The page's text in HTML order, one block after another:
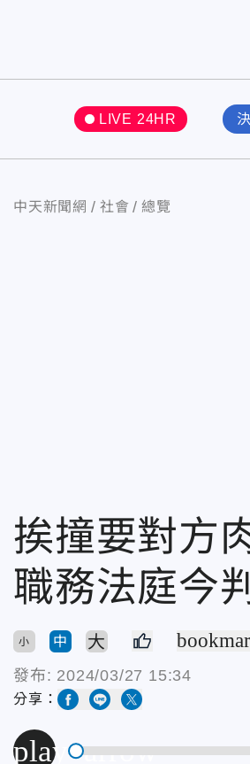
LIVE 24HR
中天新聞網 社會 總覽
挨撞要對方
職務法庭今
小 中 大
發布: 2024/03/27 15:34
分享：
play_arrow